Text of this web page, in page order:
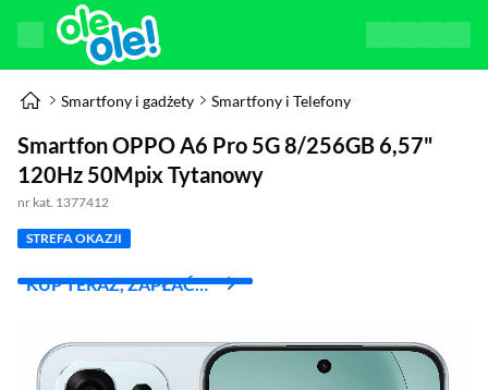
Smartfony i gadżety Smartfony i Telefony
Smartfon OPPO A6 Pro 5G 8/256GB 6,57"
120Hz 50Mpix Tytanowy
nr kat. 1377412
STREFA OKAZJI
KUP TERAZ, ZAPŁAĆ